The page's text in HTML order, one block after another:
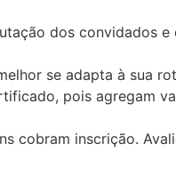
dos convidados e
se adapta à sua
pois agregam
cobram inscrição.